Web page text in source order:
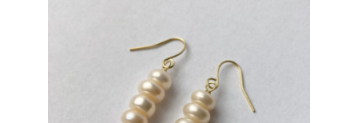
20 500Ft